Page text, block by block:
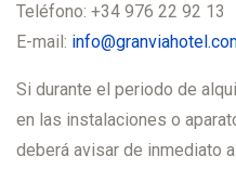
Teléfono: +34 976 22 92 13
E-mail:
Si durante el periodo de
en las instalaciones o
deberá avisar de inmediato